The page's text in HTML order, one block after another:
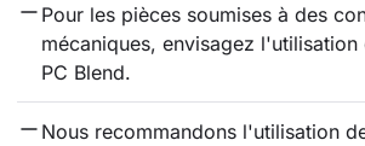
Pour les pièces soumises à des
mécaniques, envisagez l'utilisation
PC Blend.
Nous recommandons l'utilisation